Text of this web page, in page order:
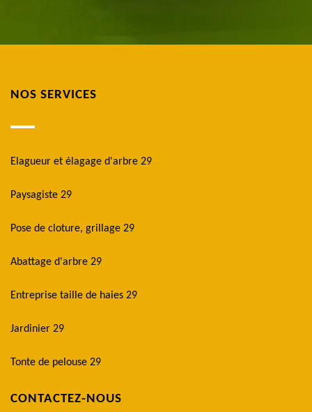
NOS SERVICES
Elagueur et élagage d'arbre 29
Paysagiste 29
Pose de cloture, grillage 29
Abattage d'arbre 29
Entreprise taille de haies 29
Jardinier 29
Tonte de pelouse 29
CONTACTEZ-NOUS